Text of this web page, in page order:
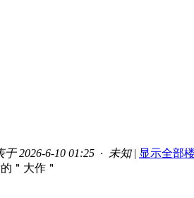
于 2026-6-10 01:25 · 未知 | 显示全部
＂大作＂